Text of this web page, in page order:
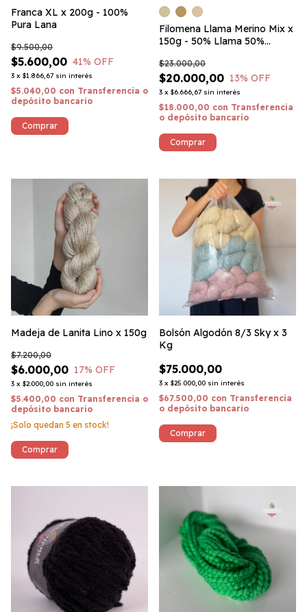
Franca XL x 200g - 100%
Pura Lana
$5.600,00
$9.500,00
41% OFF
3 x $1.866,67 sin interés
$5.040,00 con Transferencia o
depósito bancario
Comprar
Filomena Llama Merino Mix x
150g - 50% Llama 50%
$20.000,00
$23.000,00
13% OFF
3 x $6.666,67 sin interés
$18.000,00 con Transferencia
o depósito bancario
Comprar
Madeja de Lanita Lino x 150g
$6.000,00
$7.200,00
17% OFF
3 x $2.000,00 sin interés
$5.400,00 con Transferencia o
depósito bancario
¡Solo quedan 5 en stock!
Bolsón Algodón 8/3 Sky x 3
Kg
$75.000,00
3 x $25.000,00 sin interés
$67.500,00 con Transferencia
o depósito bancario